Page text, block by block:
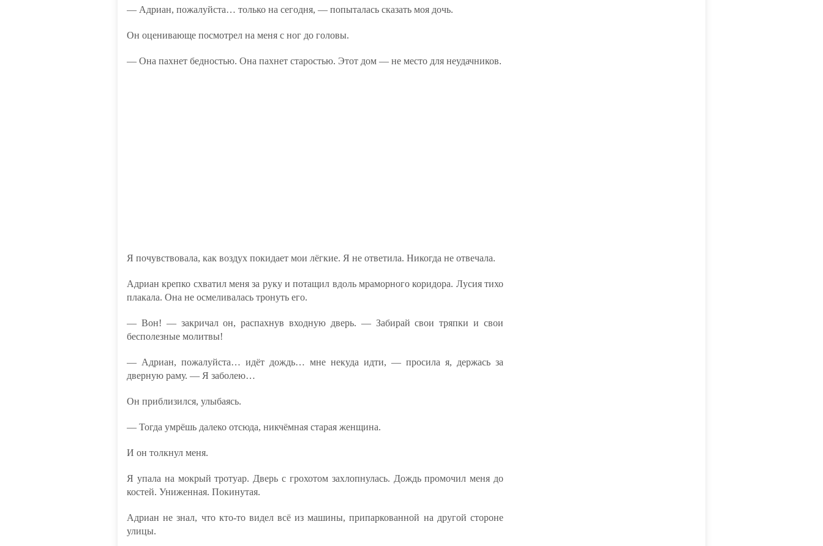
— Адриан, пожалуйста… только на сегодня, — попыталась сказать моя дочь.
Он оценивающе посмотрел на меня с ног до головы.
— Она пахнет бедностью. Она пахнет старостью. Этот дом — не место для неудачников.
Я почувствовала, как воздух покидает мои лёгкие. Я не ответила. Никогда не отвечала.
Адриан крепко схватил меня за руку и потащил вдоль мраморного коридора. Лусия тихо
плакала. Она не осмеливалась тронуть его.
— Вон! — закричал он, распахнув входную дверь. — Забирай свои тряпки и свои
бесполезные молитвы!
— Адриан, пожалуйста… идёт дождь… мне некуда идти, — просила я, держась за
дверную раму. — Я заболею…
Он приблизился, улыбаясь.
— Тогда умрёшь далеко отсюда, никчёмная старая женщина.
И он толкнул меня.
Я упала на мокрый тротуар. Дверь с грохотом захлопнулась. Дождь промочил меня до
костей. Униженная. Покинутая.
Адриан не знал, что кто-то видел всё из машины, припаркованной на другой стороне
улицы.